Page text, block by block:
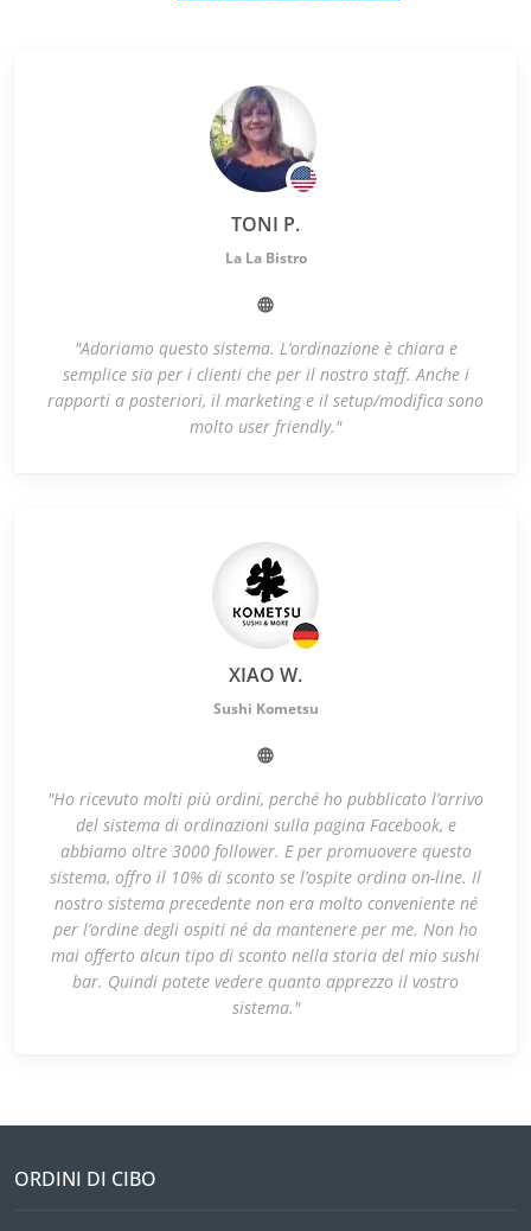
TONI P.
La La Bistro
"Adoriamo questo sistema. L’ordinazione è chiara e
semplice sia per i clienti che per il nostro staff. Anche i
rapporti a posteriori, il marketing e il setup/modifica sono
molto user friendly."
XIAO W.
Sushi Kometsu
"Ho ricevuto molti più ordini, perché ho pubblicato l’arrivo
del sistema di ordinazioni sulla pagina Facebook, e
abbiamo oltre 3000 follower. E per promuovere questo
sistema, offro il 10% di sconto se l’ospite ordina on-line. Il
nostro sistema precedente non era molto conveniente né
per l’ordine degli ospiti né da mantenere per me. Non ho
mai offerto alcun tipo di sconto nella storia del mio sushi
bar. Quindi potete vedere quanto apprezzo il vostro
sistema."
ORDINI DI CIBO